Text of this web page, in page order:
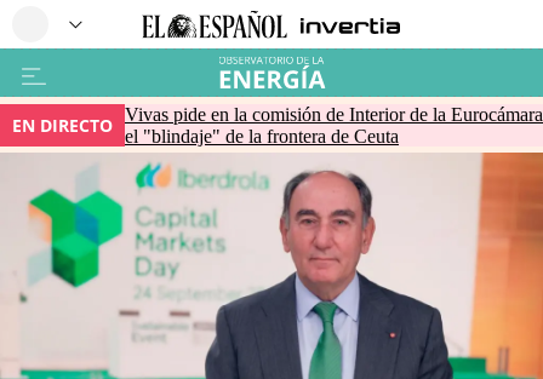
EN DIRECTO Vivas pide en la comisión de Interior de la Eurocámara
el "blindaje" de la frontera de Ceuta